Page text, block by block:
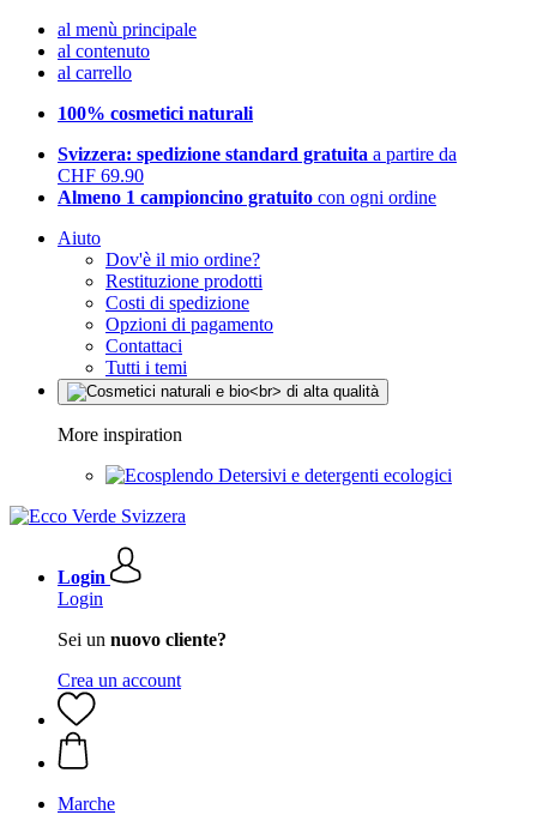
al menù principale
al contenuto
al carrello
100% cosmetici naturali
Svizzera: spedizione standard gratuita a partire da
CHF 69.90
Almeno 1 campioncino gratuito con ogni ordine
Aiuto
Dov'è il mio ordine?
Restituzione prodotti
Costi di spedizione
Opzioni di pagamento
Contattaci
Tutti i temi
More inspiration
Detersivi e detergenti ecologici
Login
Login
Sei un nuovo cliente?
Crea un account
Marche